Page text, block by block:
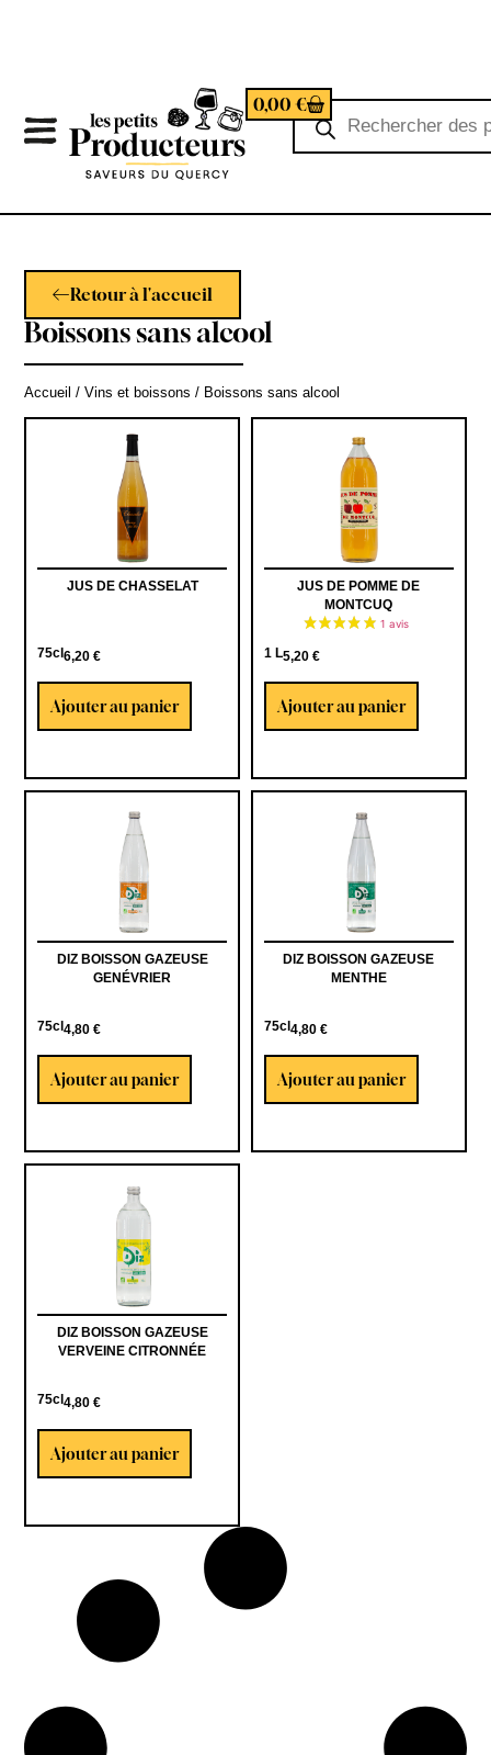
0,00 €
Retour à l'accueil
Boissons sans alcool
Accueil /Vins et boissons / Boissons sans alcool
JUS DE CHASSELAT
75cl6,20€
Ajouter au panier
JUS DE POMME DE
MONTCUQ
1 L5,20 €
Ajouter au panier
DIZ BOISSON GAZEUSE
GENÉVRIER
75cl4,80€
Ajouter au panier
DIZ BOISSON GAZEUSE
MENTHE
75cl 4,80 €
Ajouter au panier
DIZ BOISSON GAZEUSE
VERVEINE CITRONNÉE
75cl4,80€
Ajouter au panier